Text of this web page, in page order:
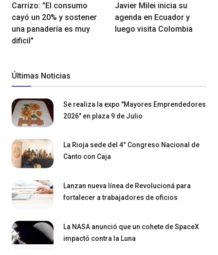
Carrizo: "El consumo
cayó un 20% y sostener
una panadería es muy
dificil"
Javier Milei inicia su
agenda en Ecuador y
luego visita Colombia
Últimas Noticias
Se realiza la expo "Mayores Emprendedores
2026" en plaza 9 de Julio
La Rioja sede del 4° Congreso Nacional de
Canto con Caja
Lanzan nueva línea de Revolucioná para
fortalecer a trabajadores de oficios
La NASA anunció que un cohete de SpaceX
impactó contra la Luna